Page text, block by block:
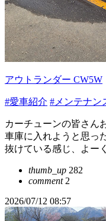
アウトランダー CW5W
#愛車紹介 #メンテナン
カーチューンの皆さん
車庫に入れようと思っ
抜けている感じ、よー
thumb_up 282
comment2
2026/07/12 08:57